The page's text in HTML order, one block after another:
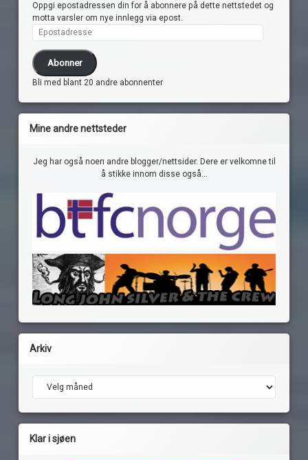
Oppgi epostadressen din for å abonnere på dette nettstedet og
motta varsler om nye innlegg via epost.
Epostadresse
Abonner
Bli med blant 20 andre abonnenter
Mine andre nettsteder
Jeg har også noen andre blogger/nettsider. Dere er velkomne til
å stikke innom disse også...
Arkiv
Arkiv
Klar i sjøen